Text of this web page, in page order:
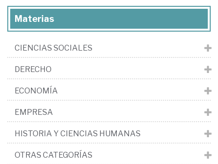
Materias
CIENCIAS SOCIALES
DERECHO
ECONOMÍA
EMPRESA
HISTORIA Y CIENCIAS HUMANAS
OTRAS CATEGORÍAS